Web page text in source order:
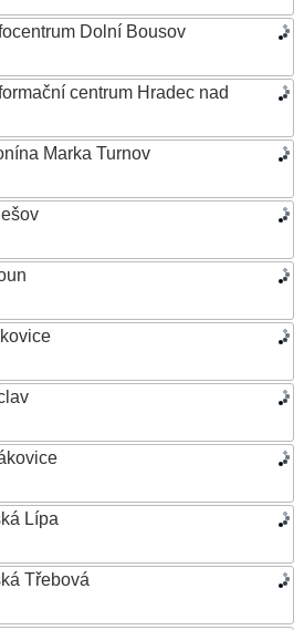
Dolní Bousov
centrum Hradec nad
Marka Turnov
Lípa
Třebová